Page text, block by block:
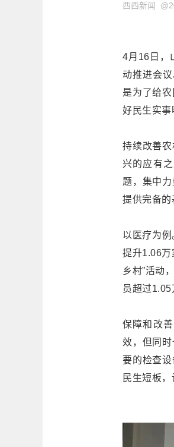
西西新闻
4月16日，
动推进会
是为了给
好民生实事
持续改善
兴的应有
题，集中
提供完备的
以医疗为
提升1.06万
乡村”活动
员超过
保障和改
效，但同
要的检查
民生短板